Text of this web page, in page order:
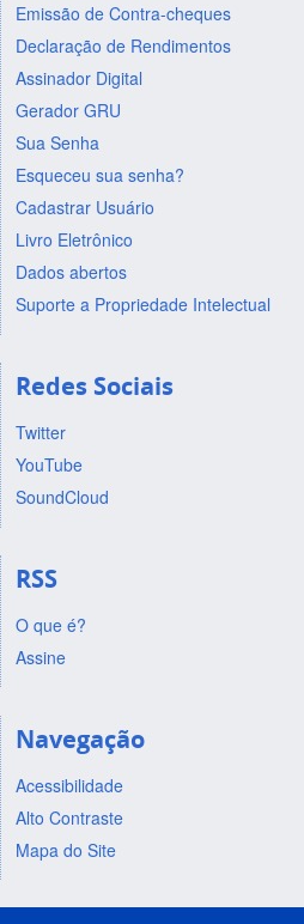
Emissão de Contra-cheques
Declaração de Rendimentos
Assinador Digital
Gerador GRU
Sua Senha
Esqueceu sua senha?
Cadastrar Usuário
Livro Eletrônico
Dados abertos
Suporte a Propriedade Intelectual
Redes Sociais
Twitter
YouTube
SoundCloud
RSS
O que é?
Assine
Navegação
Acessibilidade
Alto Contraste
Mapa do Site